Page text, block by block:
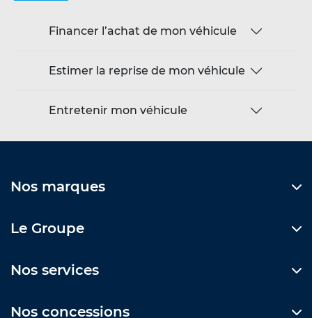
Financer l’achat de mon véhicule
Estimer la reprise de mon véhicule
Entretenir mon véhicule
Nos marques
Le Groupe
Nos services
Nos concessions